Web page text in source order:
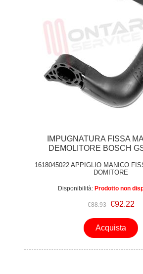
IMPUGNATURA FISSA
DEMOLITORE BOSCH
1618045022 APPIGLIO MANICO
DOMITORE
Disponibilità: Prodotto non
€88.93 €92.22
Acquista